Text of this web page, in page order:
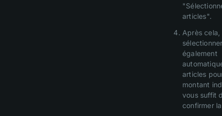
articles".
Après
également
articles
montant
vous suffit
confirmer